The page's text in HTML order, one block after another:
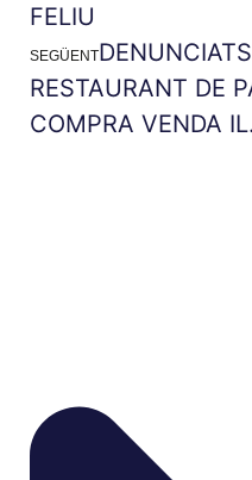
FELIU
SEGÜENT
RESTAURANT DE
COMPRA VENDA